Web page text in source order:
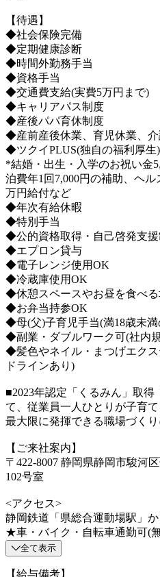
【待遇】
◆社会保険完備
◆定期健康診断
◆時間外勤務手当
◆資格手当
◆交通費支給(実費5万円まで)
◆キャリアパス制度
◆産後パパ育休制度
◆産前産後休業、育児休業、介
◆ツクイPLUS(独自の福利厚生)
*結婚・出生・入学のお祝い金
泊費年1回7,000円の補助、ヘ
万円給付など
◆年次有給休暇
◆特別手当
◆公的資格取得・自己啓発支
◆エプロン貸与
◆電子レンジ使用OK
◆冷蔵庫使用OK
◆休憩スペースやお昼を食べる
◆お弁当持参OK
◆母(父)子育児手当(満18歳未
◆副業・ダブルワーク可(社内
◆髪色やネイル・まつげエク
ドラインあり)
■2023年認定「くるみん」取
て、従業員一人ひとりが子育
最大限に発揮できる職場づく
【ご来社案内】
〒422-8007 静岡県静岡市駿河
102号室
<アクセス>
静岡鉄道「県総合運動場駅」
★車・バイク・自転車通勤可(
全て表示
【給与備考】